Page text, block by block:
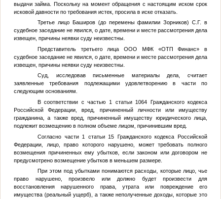
выдачи займа. Поскольку на момент обращения с настоящим иском срок
исковой давности по требования истек, просила в иске отказать.
Третье лицо Баширов (до перемены фамилии Зорников) С.Г. в
судебное заседание не явился, о дате, времени и месте рассмотрения дела
извещен, причины неявки суду неизвестны.
Представитель третьего лица ООО МФК «ОТП Финанс» в
судебное заседание не явился, о дате, времени и месте рассмотрения дела
извещен, причины неявки суду неизвестны.
Суд, исследовав письменные материалы дела, считает
заявленные требования подлежащими удовлетворению в части по
следующим основаниям.
В соответствии с частью 1 статьи 1064 Гражданского кодекса
Российской Федерации, вред, причиненный личности или имуществу
гражданина, а также вред, причиненный имуществу юридического лица,
подлежит возмещению в полном объеме лицом, причинившим вред.
Согласно части 1 статьи 15 Гражданского кодекса Российской
Федерации, лицо, право которого нарушено, может требовать полного
возмещения причиненных ему убытков, если законом или договором не
предусмотрено возмещение убытков в меньшем размере.
При этом под убытками понимаются расходы, которые лицо, чье
право нарушено, произвело или должно будет произвести для
восстановления нарушенного права, утрата или повреждение его
имущества (реальный ущерб), а также неполученные доходы, которые это